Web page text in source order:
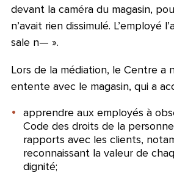
devant la caméra du magasin,
n’avait rien dissimulé. L’employé
sale n— ».
Lors de la médiation, le Centre a
entente avec le magasin, qui a
apprendre aux employés à
Code des droits de la
rapports avec les clients,
reconnaissant la valeur de
dignité;